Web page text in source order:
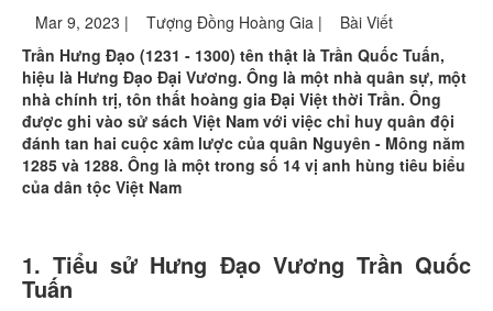
Mar 9, 2023 | Tượng Đồng Hoàng Gia |
Bài Viết
Trần Hưng Đạo (1231 - 1300) tên thật là Trần Quốc Tuấn,
hiệu là Hưng Đạo Đại Vương. Ông là một nhà quân sự, một
nhà chính trị, tôn thất hoàng gia Đại Việt thời Trần. Ông
được ghi vào sử sách Việt Nam với việc chỉ huy quân đội
đánh tan hai cuộc xâm lược của quân Nguyên - Mông năm
1285 và 1288. Ông là một trong số 14 vị anh hùng tiêu biểu
của dân tộc Việt Nam
1. Tiểu sử Hưng Đạo Vương Trần Quốc
Tuấn